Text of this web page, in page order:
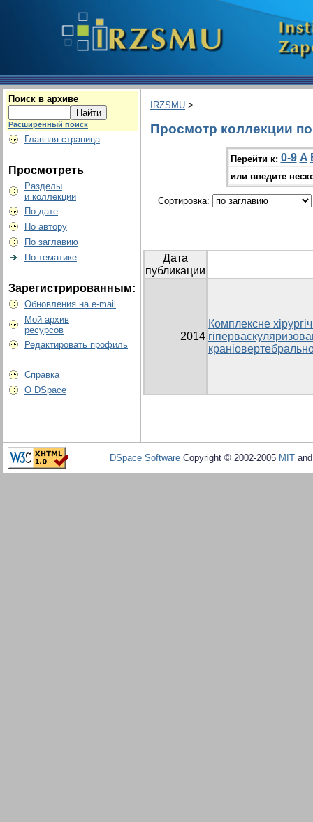
Поиск в архиве
Расширенный поиск
Главная страница
Просмотреть
Разделы
и коллекции
По дате
По автору
По заглавию
По тематике
Зарегистрированным:
Обновления на e-mail
Мой архив
ресурсов
Редактировать профиль
Справка
О DSpace
IRZSMU >
Просмотр коллекции
Перейти к: 0-9 A
или введите
Сортировка:
Дата
публикации
2014
Комплексне
DSpace Software Copyright © 2002-2005 MIT